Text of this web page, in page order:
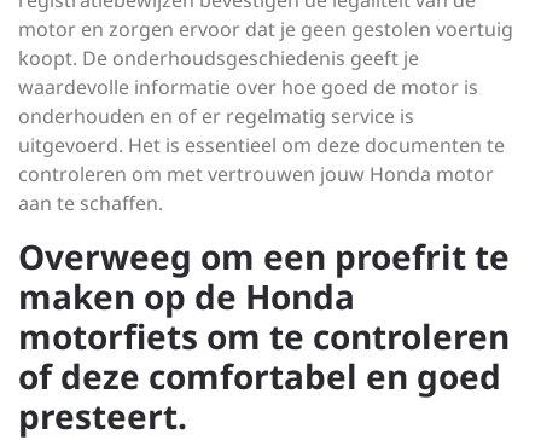
motor en zorgen ervoor dat je geen gestolen voertuig
koopt. De onderhoudsgeschiedenis geeft je
waardevolle informatie over hoe goed de motor is
onderhouden en of er regelmatig service is
uitgevoerd. Het is essentieel om deze documenten te
controleren om met vertrouwen jouw Honda motor
aan te schaffen.
Overweeg om een proefrit te
maken op de Honda
motorfiets om te controleren
of deze comfortabel en goed
presteert.